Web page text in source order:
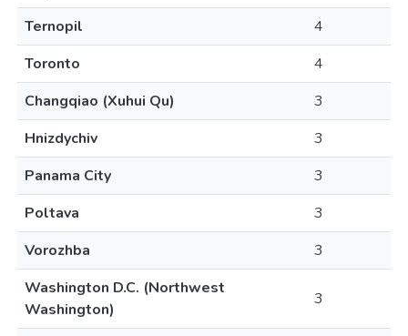
Ternopil
4
Toronto
4
Changqiao (Xuhui Qu)
3
Hnizdychiv
3
Panama City
3
Poltava
3
Vorozhba
3
Washington D.C. (Northwest
Washington)
3